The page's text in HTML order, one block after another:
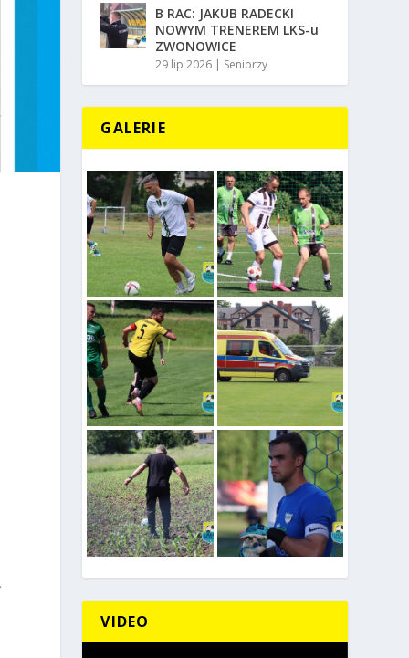
B RAC: JAKUB RADECKI
NOWYM TRENEREM LKS-u
ZWONOWICE
29 lip 2026 | Seniorzy
GALERIE
VIDEO